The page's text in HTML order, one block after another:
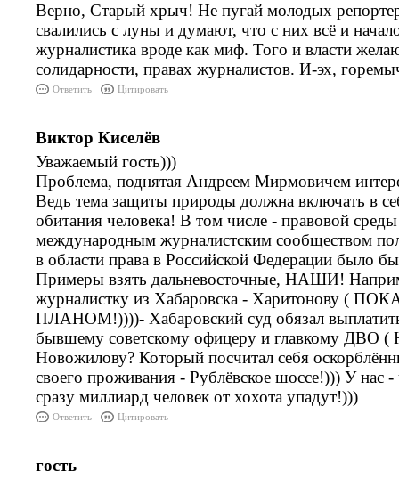
Верно, Старый хрыч! Не пугай молодых
свалились с луны и думают, что с них всё и
журналистика вроде как миф. Того и власти
солидарности, правах журналистов. И-эх,
Ответить Цитировать
Виктор Киселёв
Уважаемый гость)))
Проблема, поднятая Андреем Мирмовичем
Ведь тема защиты природы должна включать в
обитания человека! В том числе - правовой
международным журналистским сообществом
в области права в Российской Федерации было
Примеры взять дальневосточные, НАШИ!
журналистку из Хабаровска - Харитонову (
ПЛАНОМ!))))- Хабаровский суд обязал
бывшему советскому офицеру и главкому
Новожилову? Который посчитал себя
своего проживания - Рублёвское шоссе!))) У нас
сразу миллиард человек от хохота упадут!)))
Ответить Цитировать
гость